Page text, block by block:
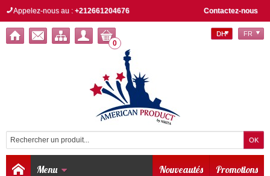
Contactez-nous
Appelez-nous au : +212661204676
0
DH FR
Menu Promotions
Nouveautés